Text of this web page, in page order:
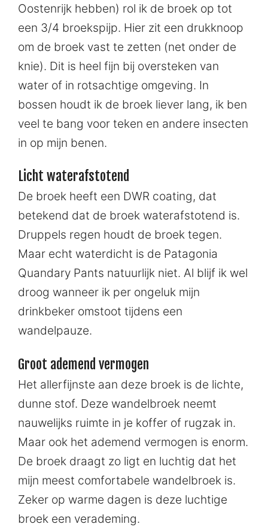
Oostenrijk hebben) rol ik de broek op tot
een 3/4 broekspijp. Hier zit een drukknoop
om de broek vast te zetten (net onder de
knie). Dit is heel fijn bij oversteken van
water of in rotsachtige omgeving. In
bossen houdt ik de broek liever lang, ik ben
veel te bang voor teken en andere insecten
in op mijn benen.
Licht waterafstotend
De broek heeft een DWR coating, dat
betekend dat de broek waterafstotend is.
Druppels regen houdt de broek tegen.
Maar echt waterdicht is de Patagonia
Quandary Pants natuurlijk niet. Al blijf ik wel
droog wanneer ik per ongeluk mijn
drinkbeker omstoot tijdens een
wandelpauze.
Groot ademend vermogen
Het allerfijnste aan deze broek is de lichte,
dunne stof. Deze wandelbroek neemt
nauwelijks ruimte in je koffer of rugzak in.
Maar ook het ademend vermogen is enorm.
De broek draagt zo ligt en luchtig dat het
mijn meest comfortabele wandelbroek is.
Zeker op warme dagen is deze luchtige
broek een verademing.